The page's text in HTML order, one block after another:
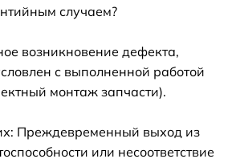
случаем?
возникновение дефекта,
с выполненной работой
монтаж запчасти).
Преждевременный выход из
или несоответствие